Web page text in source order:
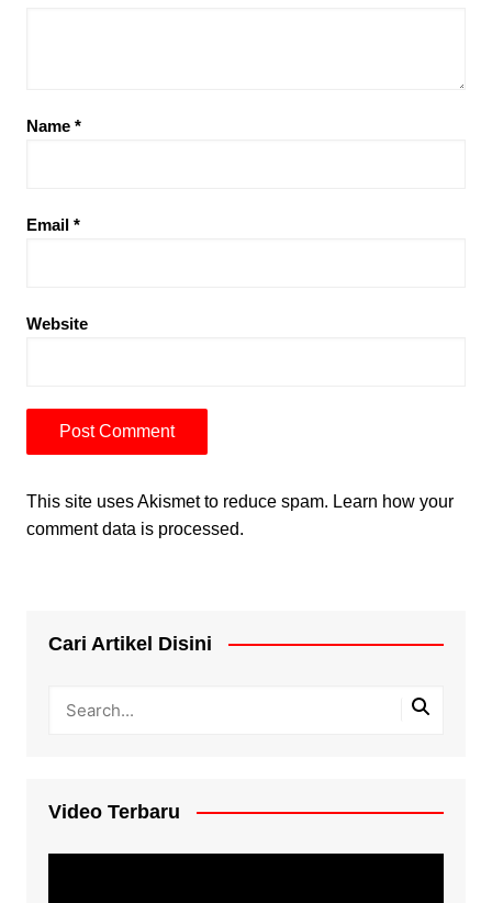
Name *
Email *
Website
This site uses Akismet to reduce spam. Learn how your
comment data is processed.
Cari Artikel Disini
Video Terbaru